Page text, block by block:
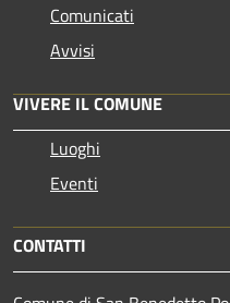
Comunicati
Avvisi
VIVERE IL COMUNE
Luoghi
Eventi
CONTATTI